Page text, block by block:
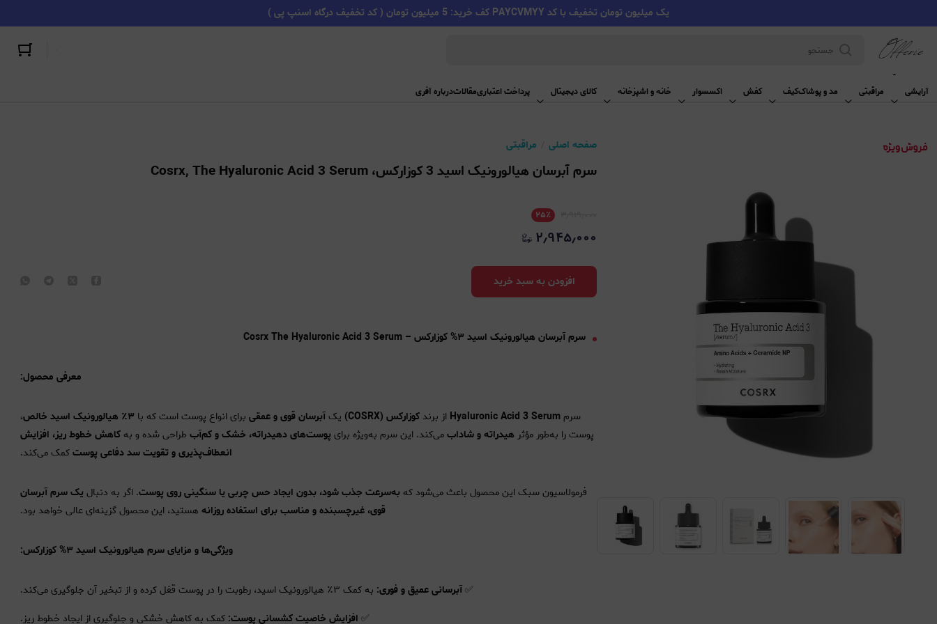
یک میلیون تومان تخفیف با کد PAYCVMYY کف خرید: 5 میلیون تومان ( کد تخفیف درگاه اسنپ پی )
آرایشی مراقبتی مد و پوشاککیف کفش اکسسوار خانه و اشپزخانه کالای دیجیتال پرداخت اعتباریمقالاتدرباره آفری
صفحه اصلی مراقبتی
سرم آبرسان هیالورونیک اسید 3 کوزارکس، Cosrx, The Hyaluronic Acid 3 Serum
۲۵٪
۲٫۹۴۵٫۰۰۰
افزودن به سبد خرید
سرم آبرسان هیالورونیک اسید ۳% کوزارکس – Cosrx The Hyaluronic Acid 3 Serum
معرفی محصول:
سرمHyaluronic Acid 3 Serum از برندکوزارکس (COSRX) یکآبرسان قوی و عمقیبرای انواع پوست است که با ۳٪ هیالورونیک اسید خالص
،
پوست را به‌طور مؤثر هیدراته و شادابمی‌کند. این سرم به‌ویژه برای پوست‌های دهیدراته، خشک و کم‌آبطراحی شده و بهکاهش خطوط ریز، افزایش
انعطاف‌پذیری و تقویت سد دفاعی پوستکمک می‌کند.
فرمولاسیون سبک این محصول باعث می‌شود که به‌سرعت جذب شود، بدون ایجاد حس چربی یا سنگینی روی پوست. اگر به دنبال یک سرم آبرسان
قوی، غیرچسبنده و مناسب برای استفاده روزانههستید، این محصول گزینه‌ای عالی خواهد بود.
ویژگی‌ها و مزایای سرم هیالورونیک اسید ۳% کوزارکس:
✅آبرسانی عمیق و فوری: به کمک ۳٪ هیالورونیک اسید، رطوبت را در پوست قفل کرده و از تبخیر آن جلوگیری می‌کند.
✅ افزایش خاصیت کشسانی پوست: کمک به کاهش خشکی و جلوگیری از ایجاد خطوط ریز.